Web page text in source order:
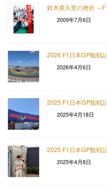
鈴木亜久里の挫折 ～
2009年7月6日
2026 F1日本GP観戦
2026年4月6日
2025 F1日本GP観戦
2025年4月18日
2025 F1日本GP観戦
2025年4月8日